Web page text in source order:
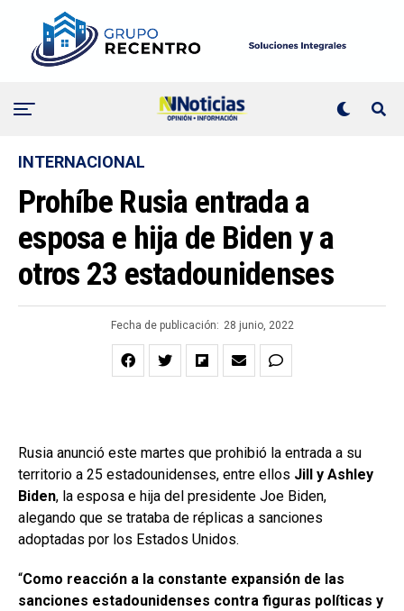
INTERNACIONAL
Prohíbe Rusia entrada a
esposa e hija de Biden y a
otros 23 estadounidenses
Fecha de publicación: 28 junio, 2022
Rusia anunció este martes que prohibió la entrada a su
territorio a 25 estadounidenses, entre ellos Jill y Ashley
Biden, la esposa e hija del presidente Joe Biden,
alegando que se trataba de réplicas a sanciones
adoptadas por los Estados Unidos.
“Como reacción a la constante expansión de las
sanciones estadounidenses contra figuras políticas y